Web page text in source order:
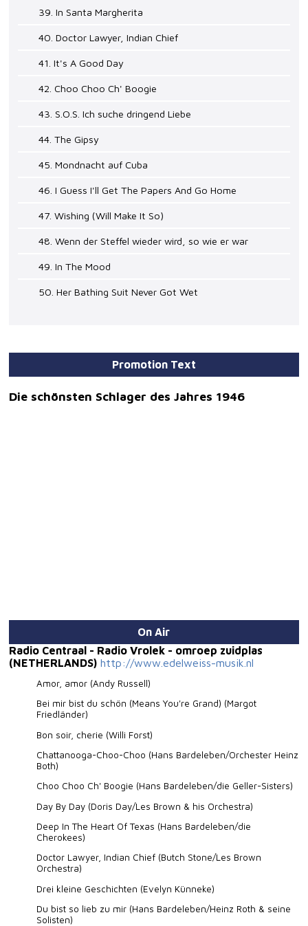
39. In Santa Margherita
40. Doctor Lawyer, Indian Chief
41. It's A Good Day
42. Choo Choo Ch' Boogie
43. S.O.S. Ich suche dringend Liebe
44. The Gipsy
45. Mondnacht auf Cuba
46. I Guess I'll Get The Papers And Go Home
47. Wishing (Will Make It So)
48. Wenn der Steffel wieder wird, so wie er war
49. In The Mood
50. Her Bathing Suit Never Got Wet
Promotion Text
Die schönsten Schlager des Jahres 1946
On Air
Radio Centraal - Radio Vrolek - omroep zuidplas
(NETHERLANDS) http://www.edelweiss-musik.nl
Amor, amor (Andy Russell)
Bei mir bist du schön (Means You're Grand) (Margot
Friedländer)
Bon soir, cherie (Willi Forst)
Chattanooga-Choo-Choo (Hans Bardeleben/Orchester Heinz
Both)
Choo Choo Ch' Boogie (Hans Bardeleben/die Geller-Sisters)
Day By Day (Doris Day/Les Brown & his Orchestra)
Deep In The Heart Of Texas (Hans Bardeleben/die
Cherokees)
Doctor Lawyer, Indian Chief (Butch Stone/Les Brown
Orchestra)
Drei kleine Geschichten (Evelyn Künneke)
Du bist so lieb zu mir (Hans Bardeleben/Heinz Roth & seine
Solisten)